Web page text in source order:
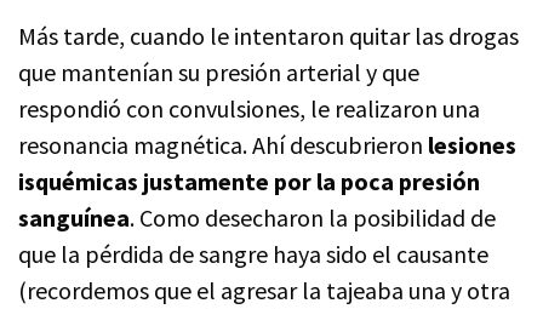
Más tarde, cuando le intentaron quitar las drogas
que mantenían su presión arterial y que
respondió con convulsiones, le realizaron una
resonancia magnética. Ahí descubrieron lesiones
isquémicas justamente por la poca presión
sanguínea. Como desecharon la posibilidad de
que la pérdida de sangre haya sido el causante
(recordemos que el agresar la tajeaba una y otra